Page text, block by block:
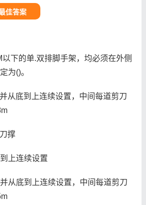
佳答案
下的单.双排脚手架，均必须在外侧
为()。
从底到上连续设置，中间每道剪刀
撑
上连续设置
从底到上连续设置，中间每道剪刀